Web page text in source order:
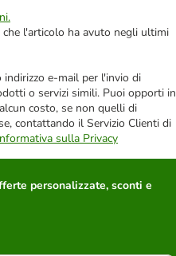
l'articolo ha avuto negli ultimi
e-mail per l'invio di
o servizi simili. Puoi opporti in
costo, se non quelli di
contattando il Servizio Clienti di
sulla Privacy
personalizzate, sconti e